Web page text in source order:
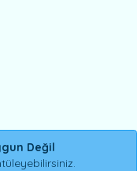
Değil